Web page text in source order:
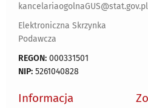
kancelariaogolnaGUS@stat.gov.pl
Elektroniczna Skrzynka
Podawcza
REGON: 000331501
NIP: 5261040828
Informacja